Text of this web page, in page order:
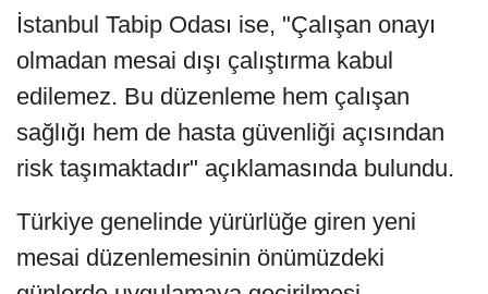
İstanbul Tabip Odası ise, "Çalışan onayı
olmadan mesai dışı çalıştırma kabul
edilemez. Bu düzenleme hem çalışan
sağlığı hem de hasta güvenliği açısından
risk taşımaktadır" açıklamasında bulundu.
Türkiye genelinde yürürlüğe giren yeni
mesai düzenlemesinin önümüzdeki